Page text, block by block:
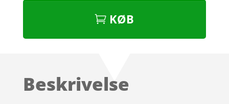
KØB
Beskrivelse